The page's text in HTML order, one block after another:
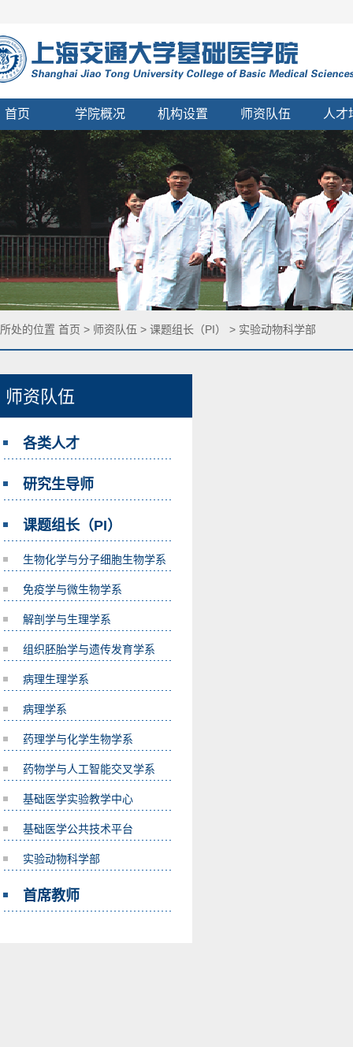
首页 学院概况 机构设置 师资队伍 人才
师资队伍
各类人才
研究生导师
课题组长（PI）
生物化学与分子细胞生物学系
免疫学与微生物学系
解剖学与生理学系
组织胚胎学与遗传发育学系
病理生理学系
病理学系
药理学与化学生物学系
药物学与人工智能交叉学系
基础医学实验教学中心
基础医学公共技术平台
实验动物科学部
首席教师
处的位置 首页 > 师资队伍 > 课题组长（PI） > 实验动物科学部